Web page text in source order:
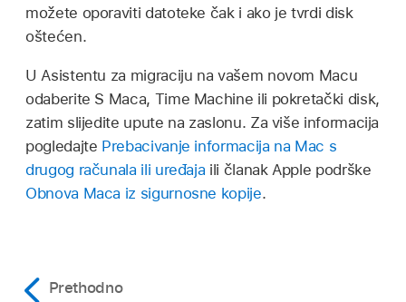
možete oporaviti datoteke čak i ako je tvrdi disk
oštećen.
U Asistentu za migraciju na vašem novom Macu
odaberite S Maca, Time Machine ili pokretački disk,
zatim slijedite upute na zaslonu. Za više informacija
pogledajte Prebacivanje informacija na Mac s
drugog računala ili uređaja ili članak Apple podrške
Obnova Maca iz sigurnosne kopije.
Prethodno